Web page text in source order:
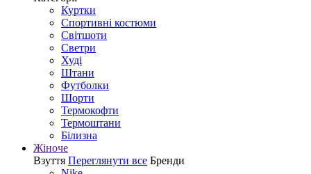
Куртки
Спортивні костюми
Світшоти
Светри
Худі
Штани
Футболки
Шорти
Термокофти
Термоштани
Білизна
Жіноче
Взуття Переглянути все Бренди